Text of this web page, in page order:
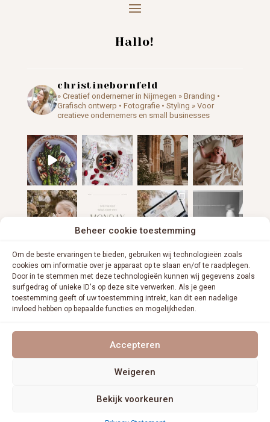
Beheer cookie toestemming
Om de beste ervaringen te bieden, gebruiken wij technologieën zoals
cookies om informatie over je apparaat op te slaan en/of te raadplegen.
Door in te stemmen met deze technologieën kunnen wij gegevens zoals
surfgedrag of unieke ID's op deze site verwerken. Als je geen
toestemming geeft of uw toestemming intrekt, kan dit een nadelige
invloed hebben op bepaalde functies en mogelijkheden.
Accepteren
Weigeren
Bekijk voorkeuren
Hallo!
christinebornfeld
» Creatief ondernemer in Nijmegen » Branding •
Grafisch ontwerp • Fotografie • Styling » Voor
creatieve ondernemers en small businesses
VOLG ME OP INSTAGRAM